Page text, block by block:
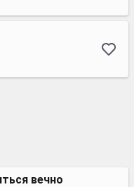
вечно